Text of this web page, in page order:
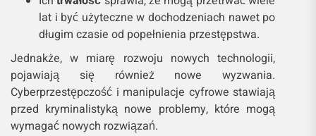
lat i być użyteczne w dochodzeniach nawet po
długim czasie od popełnienia przestępstwa.
Jednakże, w miarę rozwoju nowych technologii,
pojawiają się również nowe wyzwania.
Cyberprzestępczość i manipulacje cyfrowe stawiają
przed kryminalistyką nowe problemy, które mogą
wymagać nowych rozwiązań.